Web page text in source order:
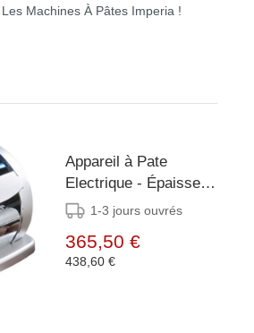
Machines À Pâtes Imperia !
Appareil à Pate
Electrique - Épaisseur
2-4mm - 190W/230V
1-3 jours ouvrés
365,50 €
438,60 €